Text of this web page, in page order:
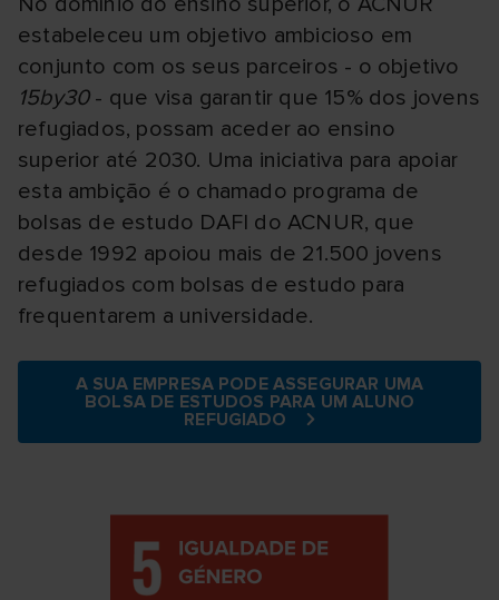
estabeleceu um objetivo ambicioso em
conjunto com os seus parceiros - o objetivo
15by30- que visa garantir que 15% dos jovens
refugiados, possam aceder ao ensino
superior até 2030. Uma iniciativa para apoiar
esta ambição é o chamado programa de
bolsas de estudo DAFI do ACNUR, que
desde 1992 apoiou mais de 21.500 jovens
refugiados com bolsas de estudo para
frequentarem a universidade.
A SUA EMPRESA PODE ASSEGURAR UMA
BOLSA DE ESTUDOS PARA UM ALUNO
REFUGIADO